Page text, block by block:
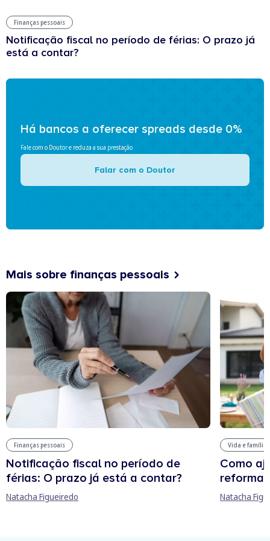
Finanças pessoais
Notificação fiscal no período de férias: O prazo já
está a contar?
Há bancos a oferecer spreads desde 0%
Fale com o Doutor e reduza a sua prestação
Falar com o Doutor
Mais sobre finanças pessoais
Finanças pessoais
Notificação fiscal no período de
férias: O prazo já está a contar?
Natacha Figueiredo
Vida e família
Como
reforma
Natacha